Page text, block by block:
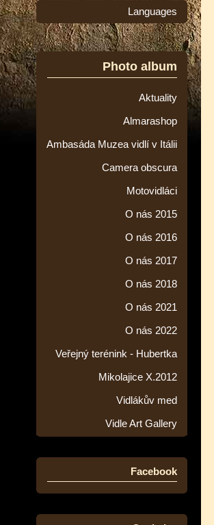
Languages
Photo album
Aktuality
Almarashop
Ambasáda Muzea vidlí v Itálii
Camera obscura
Motovidláci
O nás 2015
O nás 2016
O nás 2017
O nás 2018
O nás 2021
O nás 2022
Veřejný terénink - Hubertka
Mikolajice X.2012
Vidlákův med
Vidle Art Gallery
Facebook